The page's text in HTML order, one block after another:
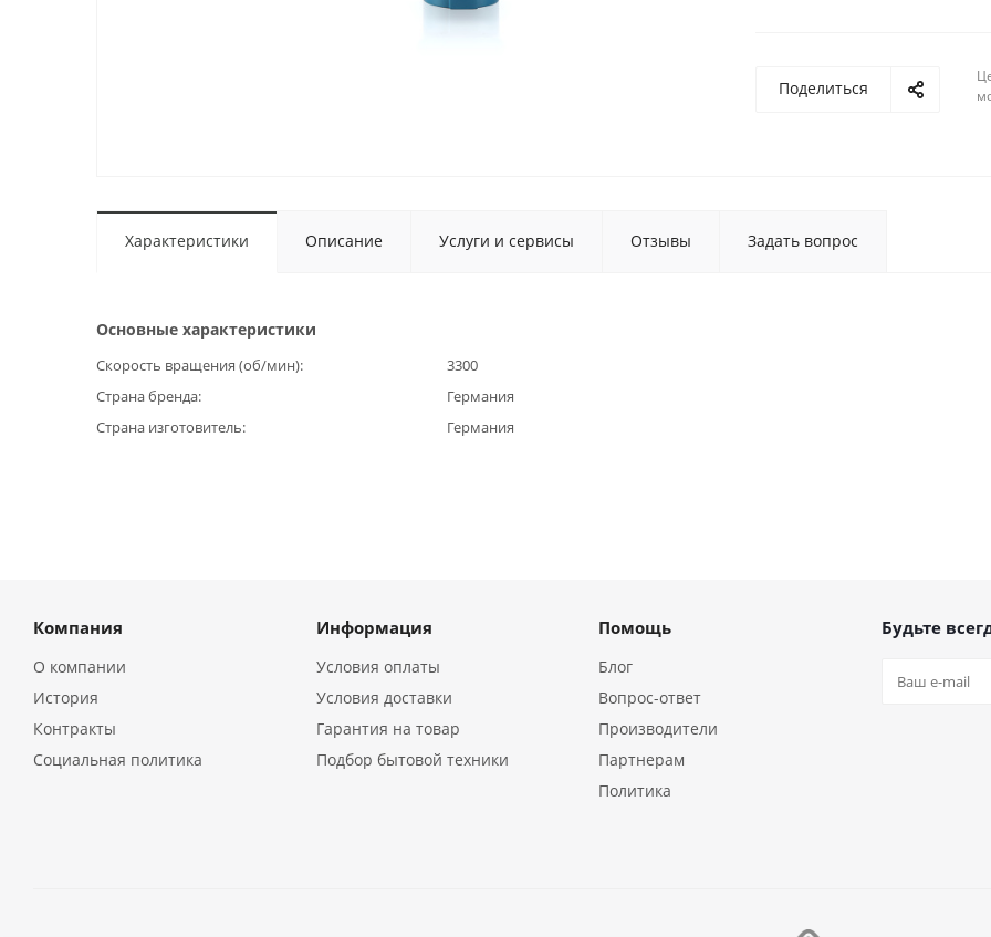
Поделиться
Характеристики Описание Услуги и сервисы Отзывы Задать вопрос
Основные характеристики
Скорость вращения (об/мин)
3300
Страна бренда
Германия
Страна изготовитель
Германия
Компания
О компании
История
Контракты
Социальная политика
Информация
Условия оплаты
Условия доставки
Гарантия на товар
Подбор бытовой техники
Помощь
Блог
Вопрос-ответ
Производители
Партнерам
Политика
Будьте